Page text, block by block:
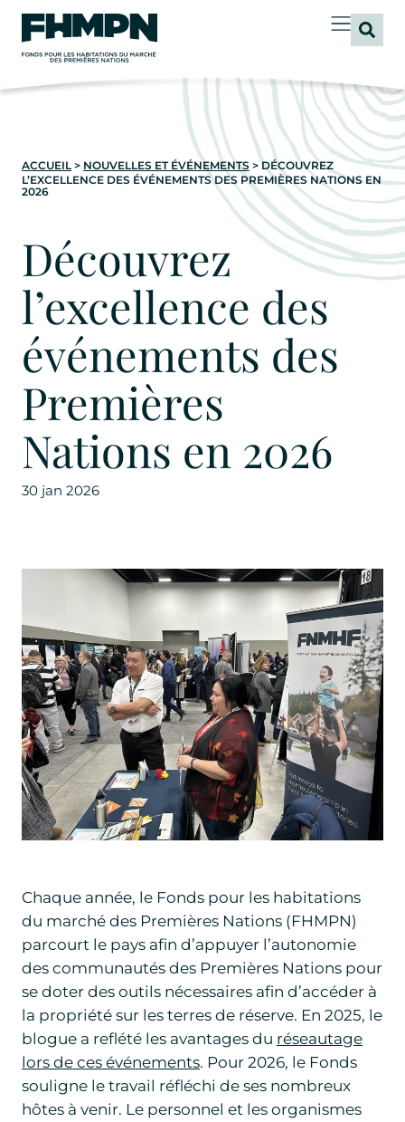
principal
ACCUEIL > NOUVELLES ET ÉVÉNEMENTS >DÉCOUVREZ
L’EXCELLENCE DES ÉVÉNEMENTS DES PREMIÈRES NATIONS EN
2026
Découvrez
l’excellence des
événements des
Premières
Nations en 2026
30 jan 2026
Chaque année, le Fonds pour les habitations
du marché des Premières Nations (FHMPN)
parcourt le pays afin d’appuyer l’autonomie
des communautés des Premières Nations pour
se doter des outils nécessaires afin d’accéder à
la propriété sur les terres de réserve. En 2025, le
blogue a reflété les avantages du réseautage
lors de ces événements. Pour 2026, le Fonds
souligne le travail réfléchi de ses nombreux
hôtes à venir. Le personnel et les organismes